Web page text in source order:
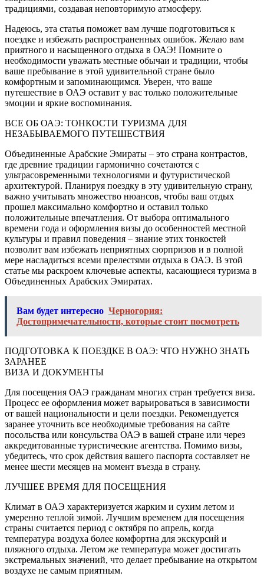
традициями, создавая неповторимую атмосферу.
Надеюсь, эта статья поможет вам лучше подготовиться к
поездке и избежать распространенных ошибок. Желаю вам
приятного и насыщенного отдыха в ОАЭ! Помните о
необходимости уважать местные обычаи и традиции, чтобы
ваше пребывание в этой удивительной стране было
комфортным и запоминающимся. Уверен, что ваше
путешествие в ОАЭ оставит у вас только положительные
эмоции и яркие воспоминания.
ВСЕ ОБ ОАЭ: ТОНКОСТИ ТУРИЗМА ДЛЯ
НЕЗАБЫВАЕМОГО ПУТЕШЕСТВИЯ
Объединенные Арабские Эмираты – это страна контрастов,
где древние традиции гармонично сочетаются с
ультрасовременными технологиями и футуристической
архитектурой. Планируя поездку в эту удивительную страну,
важно учитывать множество нюансов, чтобы ваш отдых
прошел максимально комфортно и оставил только
положительные впечатления. От выбора оптимального
времени года и оформления визы до особенностей местной
культуры и правил поведения – знание этих тонкостей
позволит вам избежать неприятных сюрпризов и в полной
мере насладиться всеми прелестями отдыха в ОАЭ. В этой
статье мы раскроем ключевые аспекты, касающиеся туризма в
Объединенных Арабских Эмиратах.
Вам будет интересно Черногория:
Достопримечательности, которые стоит посмотреть
ПОДГОТОВКА К ПОЕЗДКЕ В ОАЭ: ЧТО НУЖНО ЗНАТЬ
ЗАРАНЕЕ
ВИЗА И ДОКУМЕНТЫ
Для посещения ОАЭ гражданам многих стран требуется виза.
Процесс ее оформления может варьироваться в зависимости
от вашей национальности и цели поездки. Рекомендуется
заранее уточнить все необходимые требования на сайте
посольства или консульства ОАЭ в вашей стране или через
аккредитованные туристические агентства. Помимо визы,
убедитесь, что срок действия вашего паспорта составляет не
менее шести месяцев на момент въезда в страну.
ЛУЧШЕЕ ВРЕМЯ ДЛЯ ПОСЕЩЕНИЯ
Климат в ОАЭ характеризуется жарким и сухим летом и
умеренно теплой зимой. Лучшим временем для посещения
страны считается период с октября по апрель, когда
температура воздуха более комфортна для экскурсий и
пляжного отдыха. Летом же температура может достигать
экстремальных значений, что делает пребывание на открытом
воздухе не самым приятным.